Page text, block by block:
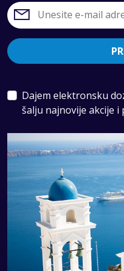
Dajem elektronsku
šalju najnovije akcije i